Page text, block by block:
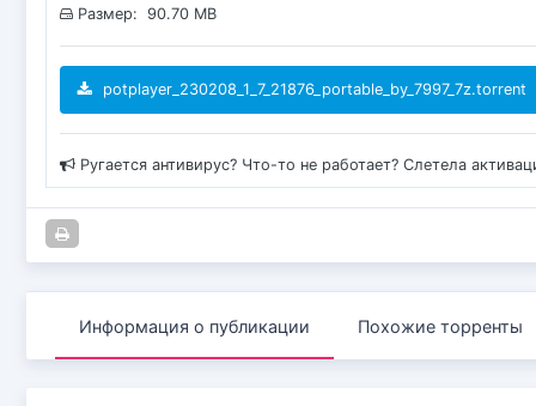
Размер: 90.70 MB
potplayer_230208_1_7_21876_portable_by_7997_7z.torrent
Ругается антивирус? Что-то не работает? Слетела
Информация о публикации Похожие торренты